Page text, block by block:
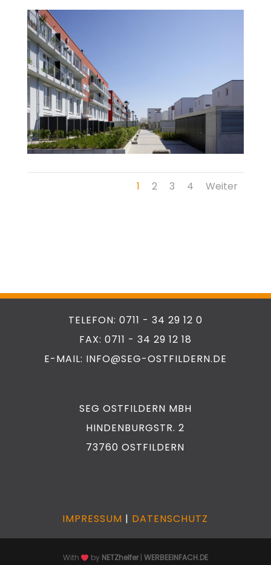
1 2 3 4 Weiter
TELEFON: 0711 - 34 29 12 0
FAX: 0711 - 34 29 12 18
E-MAIL: INFO@SEG-OSTFILDERN.DE
SEG OSTFILDERN MBH
HINDENBURGSTR. 2
73760 OSTFILDERN
IMPRESSUM | DATENSCHUTZ
With by NETZhelfer|WERBEEINFACH.DE